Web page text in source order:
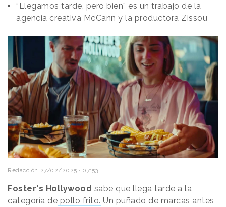
“Llegamos tarde, pero bien” es un trabajo de la
agencia creativa McCann y la productora Zissou
Redacción 27/02/2025 · 07:53
Foster's Hollywood sabe que llega tarde a la
categoría de pollo frito. Un puñado de marcas antes